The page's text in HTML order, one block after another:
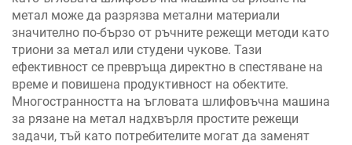
метал може да разрязва метални материали
значително по-бързо от ръчните режещи методи като
триони за метал или студени чукове. Тази
ефективност се превръща директно в спестяване на
време и повишена продуктивност на обектите.
Многостранността на ъгловата шлифовъчна машина
за рязане на метал надхвърля простите режещи
задачи, тъй като потребителите могат да заменят